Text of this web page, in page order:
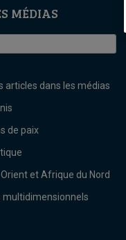
MÉDIAS
articles dans les médias
de paix
et Afrique du Nord
multidimensionnels